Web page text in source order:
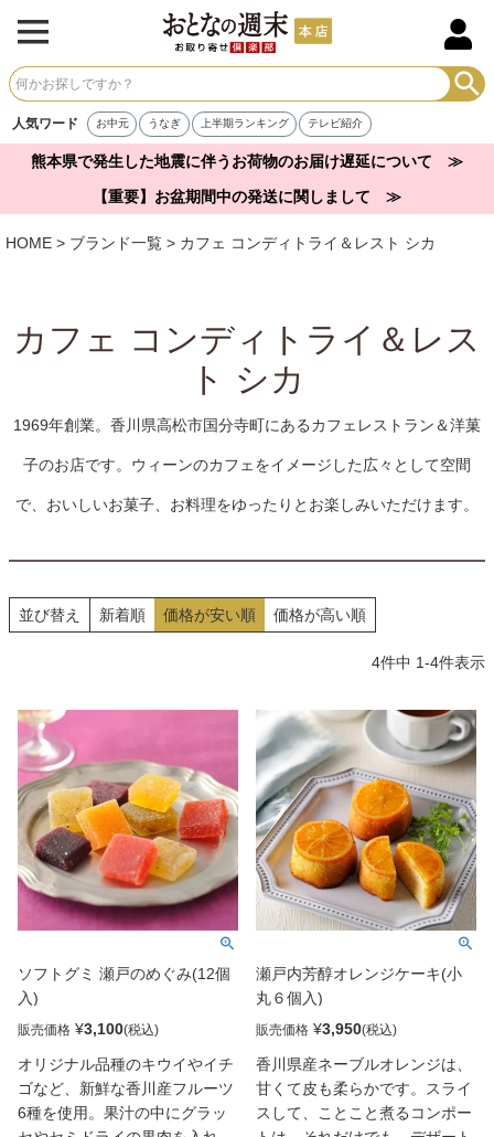
人気ワード お中元 うなぎ 上半期ランキング テレビ紹介
熊本県で発生した地震に伴うお荷物のお届け遅延について ≫
【重要】お盆期間中の発送に関しまして ≫
HOME ブランド一覧 カフェ コンディトライ＆レスト シカ
カフェ コンディトライ＆レス
ト シカ
1969年創業。香川県高松市国分寺町にあるカフェレストラン＆洋菓
子のお店です。ウィーンのカフェをイメージした広々として空間
で、おいしいお菓子、お料理をゆったりとお楽しみいただけます。
並び替え 新着順 価格が安い順 価格が高い順
4件中 1-4件表示
ソフトグミ 瀬戸のめぐみ(12個
入)
販売価格 ¥3,100
オリジナル品種のキウイやイチ
ゴなど、新鮮な香川産フルーツ
6種を使用。果汁の中にグラッ
瀬戸内芳醇オレンジケーキ(小
丸６個入)
販売価格 ¥3,950
香川県産ネーブルオレンジは、
甘くて皮も柔らかです。スライ
スして、ことこと煮るコンポー